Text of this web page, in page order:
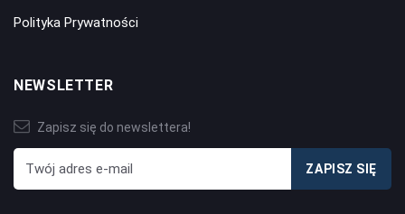
Polityka Prywatności
NEWSLETTER
Zapisz się do newslettera!